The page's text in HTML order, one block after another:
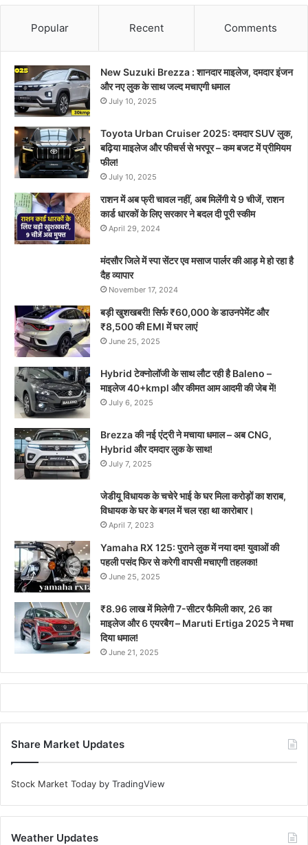
Popular Recent Comments
New Suzuki Brezza : शानदार माइलेज, दमदार इंजन
और नए लुक के साथ जल्द मचाएगी धमाल
July 10, 2025
Toyota Urban Cruiser 2025: दमदार SUV लुक,
बढ़िया माइलेज और फीचर्स से भरपूर – कम बजट में प्रीमियम
फील!
July 10, 2025
राशन में अब फ्री चावल नहीं, अब मिलेंगी ये 9 चीजें, राशन
कार्ड धारकों के लिए सरकार ने बदल दी पूरी स्कीम
April 29, 2024
मंदसौर जिले में स्पा सेंटर एव मसाज पार्लर की आड़ मे हो रहा है
दैह व्यापार
November 17, 2024
बड़ी खुशखबरी! सिर्फ ₹60,000 के डाउनपेमेंट और
₹8,500 की EMI में घर लाएं
June 25, 2025
Hybrid टेक्नोलॉजी के साथ लौट रही है Baleno –
माइलेज 40+kmpl और कीमत आम आदमी की जेब में!
July 6, 2025
Brezza की नई एंट्री ने मचाया धमाल – अब CNG,
Hybrid और दमदार लुक के साथ!
July 7, 2025
जेडीयू विधायक के चचेरे भाई के घर मिला करोड़ों का शराब,
विधायक के घर के बगल में चल रहा था कारोबार।
April 7, 2023
Yamaha RX 125: पुराने लुक में नया दम! युवाओं की
पहली पसंद फिर से करेगी वापसी मचाएगी तहलका!
June 25, 2025
₹8.96 लाख में मिलेगी 7-सीटर फैमिली कार, 26 का
माइलेज और 6 एयरबैग – Maruti Ertiga 2025 ने मचा
दिया धमाल!
June 21, 2025
Share Market Updates
Stock Market Today by TradingView
Weather Updates